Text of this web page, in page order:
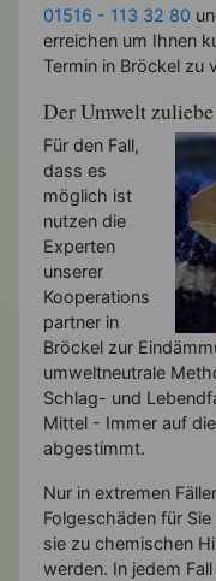
01516 - 113 32 80
erreichen um Ihnen
Termin in Bröckel zu
Der Umwelt zuliebe
Für den Fall,
dass es
möglich ist
nutzen die
Experten
unserer
Kooperations
partner in
Bröckel zur
umweltneutrale
Schlag- und
Mittel - Immer auf
abgestimmt.
Nur in extremen
Folgeschäden für
sie zu chemischen
werden. In jedem